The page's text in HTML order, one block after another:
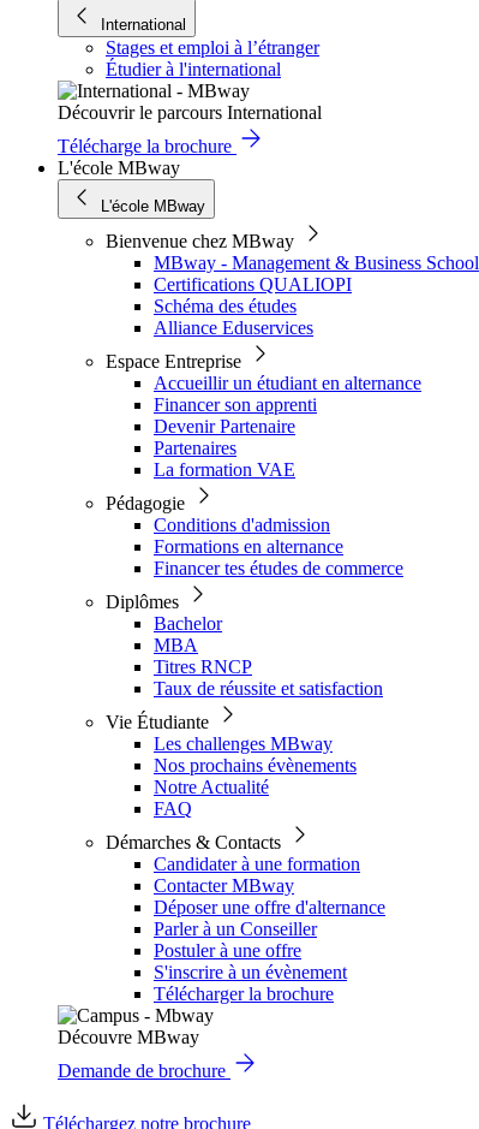
International
Stages et emploi à l’étranger
Étudier à l'international
Découvrir le parcours International
Télécharge la brochure
L'école MBway
L'école MBway
Bienvenue chez MBway
MBway - Management & Business School
Certifications QUALIOPI
Schéma des études
Alliance Eduservices
Espace Entreprise
Accueillir un étudiant en alternance
Financer son apprenti
Devenir Partenaire
Partenaires
La formation VAE
Pédagogie
Conditions d'admission
Formations en alternance
Financer tes études de commerce
Diplômes
Bachelor
MBA
Titres RNCP
Taux de réussite et satisfaction
Vie Étudiante
Les challenges MBway
Nos prochains évènements
Notre Actualité
FAQ
Démarches & Contacts
Candidater à une formation
Contacter MBway
Déposer une offre d'alternance
Parler à un Conseiller
Postuler à une offre
S'inscrire à un évènement
Télécharger la brochure
Découvre MBway
Demande de brochure
Téléchargez notre brochure